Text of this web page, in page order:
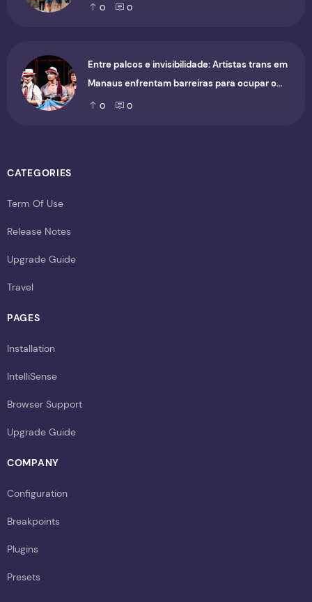
0 0
Entre palcos e invisibilidade: Artistas trans em
Manaus enfrentam barreiras para ocupar o
cenário cultural
0 0
CATEGORIES
Term Of Use
Release Notes
Upgrade Guide
Travel
PAGES
Installation
IntelliSense
Browser Support
Upgrade Guide
COMPANY
Configuration
Breakpoints
Plugins
Presets